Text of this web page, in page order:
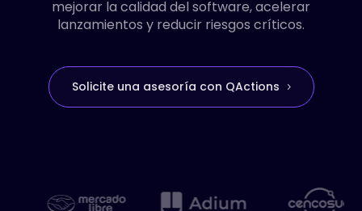
mejorar la calidad del software, acelerar
lanzamientos y reducir riesgos críticos.
Solicite una asesoría con QActions